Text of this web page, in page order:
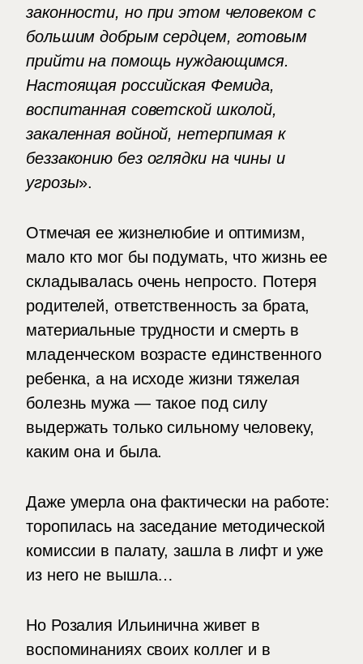
законности, но при этом человеком с
большим добрым сердцем, готовым
прийти на помощь нуждающимся.
Настоящая российская Фемида,
воспитанная советской школой,
закаленная войной, нетерпимая к
беззаконию без оглядки на чины и
угрозы».
Отмечая ее жизнелюбие и оптимизм,
мало кто мог бы подумать, что жизнь ее
складывалась очень непросто. Потеря
родителей, ответственность за брата,
материальные трудности и смерть в
младенческом возрасте единственного
ребенка, а на исходе жизни тяжелая
болезнь мужа — такое под силу
выдержать только сильному человеку,
каким она и была.
Даже умерла она фактически на работе:
торопилась на заседание методической
комиссии в палату, зашла в лифт и уже
из него не вышла…
Но Розалия Ильинична живет в
воспоминаниях своих коллег и в